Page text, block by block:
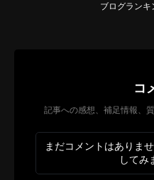
ブログランキ
コ
記事への感想、補足情報、
まだコメントはありま
してみ